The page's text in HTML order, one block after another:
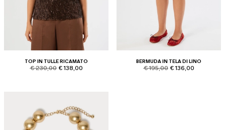
TOP IN TULLE RICAMATO
product.price.original
€ 230,00 product.price.sale
€ 138,00
BERMUDA IN TELA DI LINO
product.price.original
€ 195,00 product.price.sale
€ 136,00